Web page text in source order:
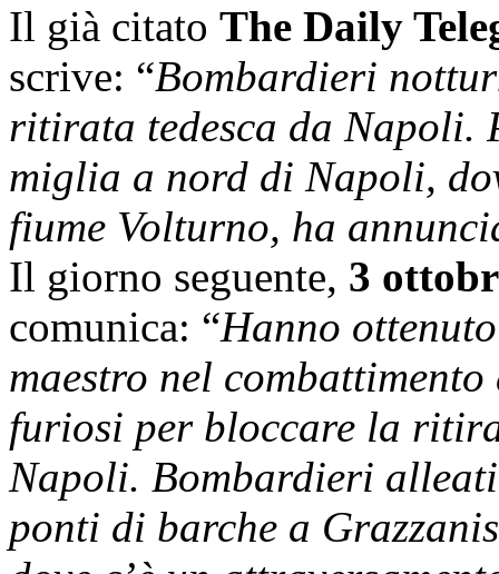
Il già citato The Daily
scrive: “Bombardieri
ritirata tedesca da Napoli.
miglia a nord di Napoli,
fiume Volturno, ha
Il giorno seguente, 3
comunica: “Hanno
maestro nel
furiosi per bloccare la
Napoli. Bombardieri
ponti di barche a